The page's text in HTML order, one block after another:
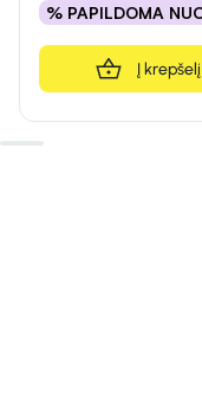
% PAPILDOMA
Į krepšelį